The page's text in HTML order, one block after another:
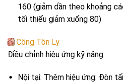
160 (giảm dần theo khoảng
tối thiểu giảm xuống 80)
Công Tôn Ly
Điều chỉnh hiệu ứng kỹ năng:
Nội tại: Thêm hiệu ứng: Đòn